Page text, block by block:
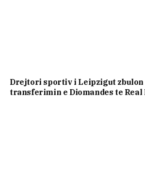
Drejtori sportiv i Leipzigut
transferimin e Diomandes te Real